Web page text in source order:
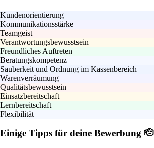
Kundenorientierung
Kommunikationsstärke
Teamgeist
Verantwortungsbewusstsein
Freundliches Auftreten
Beratungskompetenz
Sauberkeit und Ordnung im Kassenbereich
Warenverräumung
Qualitätsbewusstsein
Einsatzbereitschaft
Lernbereitschaft
Flexibilität
Einige Tipps für deine Bewerbung 🫡